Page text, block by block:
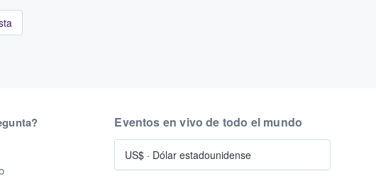
Eventos en vivo de todo el mundo
US$ · Dólar estadounidense